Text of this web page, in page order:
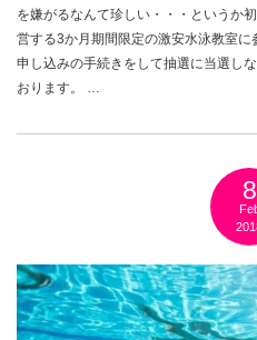
を嫌がるなんて珍しい・・・というか
営する3か月期間限定の激安水泳教室
申し込みの手続きをして抽選に当選し
おります。 …
8